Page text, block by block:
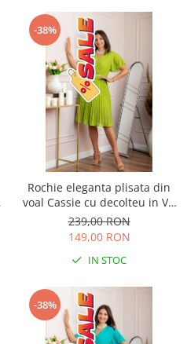
-38%
Rochie eleganta plisata din
voal Cassie cu decolteu in V -
Verde lime
239,00 RON
149,00 RON
IN STOC
-38%